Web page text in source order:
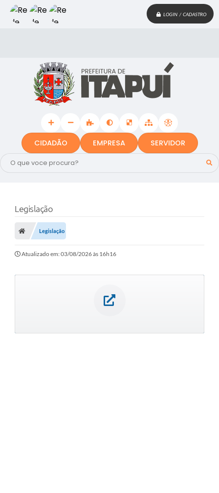
LOGIN / CADASTRO
CIDADÃO EMPRESA SERVIDOR
Legislação
Legislação
Atualizado em: 03/08/2026 às 16h16